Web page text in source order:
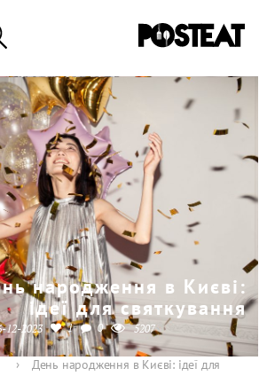
народження в Києві:
ідеї для святкування
12-2023 1 0 5207
›
День народження в Києві: ідеї для